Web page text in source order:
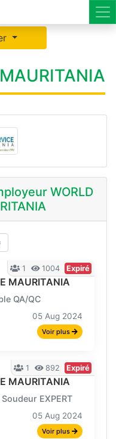
WORLD
MAURITANIA
QA/QC
05 Aug 2024
1 1004 Expiré
Voir plus
MAURITANIA
EXPERT
05 Aug 2024
1 892 Expiré
Voir plus